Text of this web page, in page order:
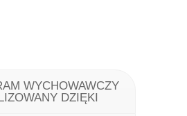
WYCHOWAWCZY
DZIĘKI